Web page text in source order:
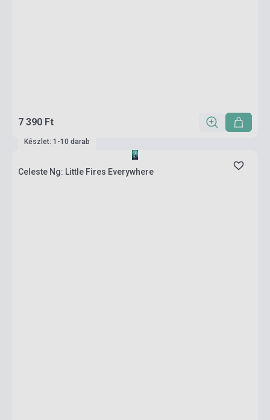
7 390 Ft
Készlet: 1-10 darab
Celeste Ng: Little Fires Everywhere